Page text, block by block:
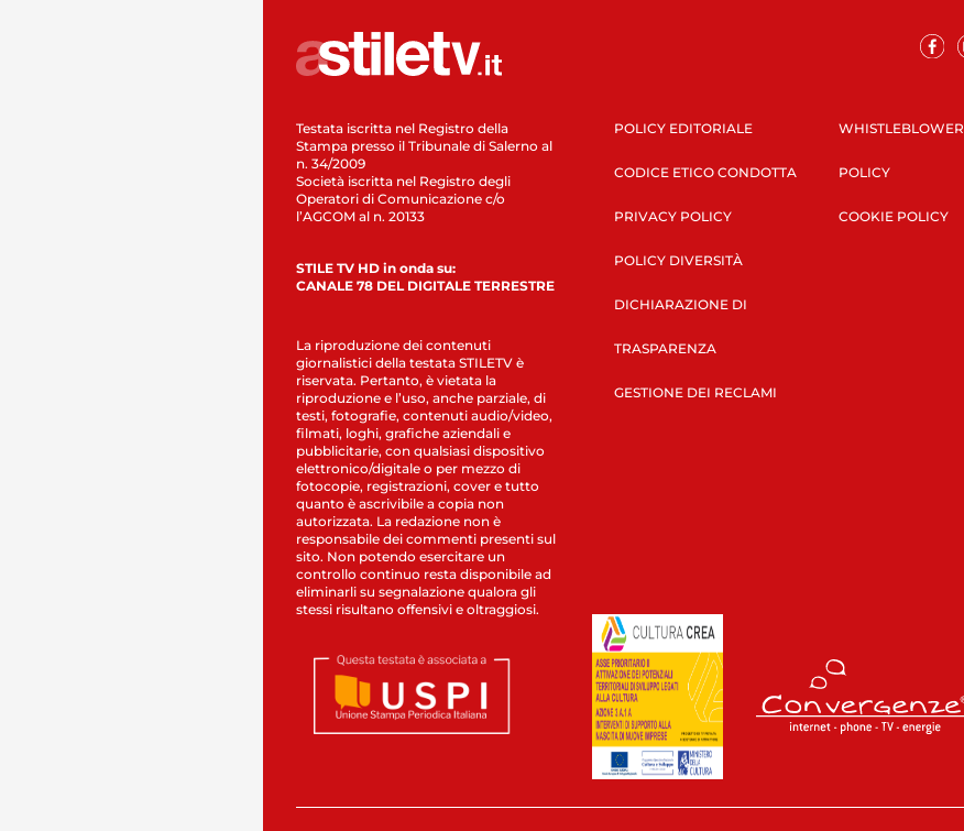
Testata iscritta nel Registro della
Stampa presso il Tribunale di Salerno al
n. 34/2009
Società iscritta nel Registro degli
Operatori di Comunicazione c/o
l’AGCOM al n. 20133
STILE TV HD in onda su:
CANALE 78 DEL DIGITALE TERRESTRE
La riproduzione dei contenuti
giornalistici della testata STILETV è
riservata. Pertanto, è vietata la
riproduzione e l’uso, anche parziale, di
testi, fotografie, contenuti audio/video,
filmati, loghi, grafiche aziendali e
pubblicitarie, con qualsiasi dispositivo
elettronico/digitale o per mezzo di
fotocopie, registrazioni, cover e tutto
quanto è ascrivibile a copia non
autorizzata. La redazione non è
responsabile dei commenti presenti sul
sito. Non potendo esercitare un
controllo continuo resta disponibile ad
eliminarli su segnalazione qualora gli
stessi risultano offensivi e oltraggiosi.
POLICY EDITORIALE
CODICE ETICO CONDOTTA
PRIVACY POLICY
POLICY DIVERSITÀ
DICHIARAZIONE DI
TRASPARENZA
GESTIONE DEI RECLAMI
WHISTLEBLOWER
POLICY
COOKIE POLICY